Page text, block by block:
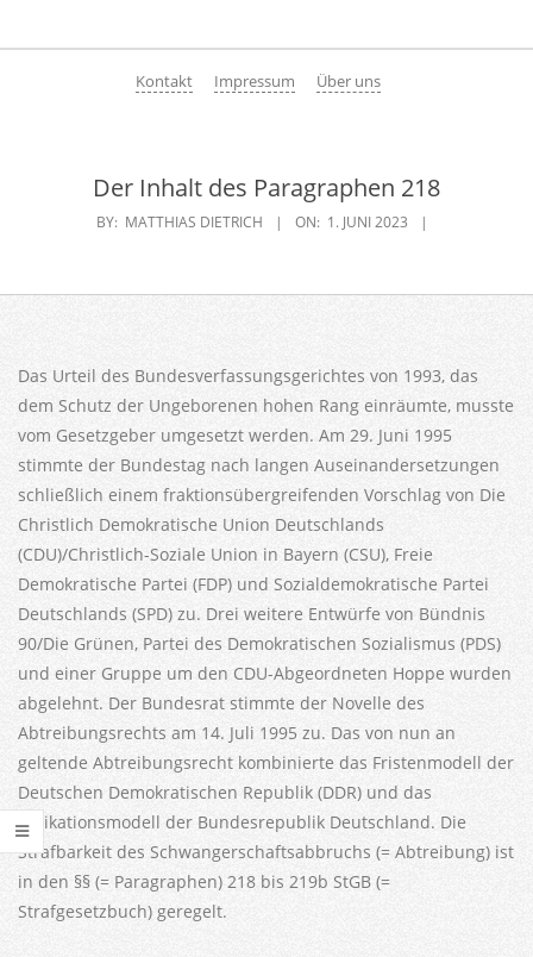
to
Kontakt Impressum Über uns
Der Inhalt des Paragraphen 218
BY: MATTHIAS DIETRICH ON: 1. JUNI 2023
Das Urteil des Bundesverfassungsgerichtes von 1993, das
dem Schutz der Ungeborenen hohen Rang einräumte, musste
vom Gesetzgeber umgesetzt werden. Am 29. Juni 1995
stimmte der Bundestag nach langen Auseinandersetzungen
schließlich einem fraktionsübergreifenden Vorschlag von Die
Christlich Demokratische Union Deutschlands
(CDU)/Christlich-Soziale Union in Bayern (CSU), Freie
Demokratische Partei (FDP) und Sozialdemokratische Partei
Deutschlands (SPD) zu. Drei weitere Entwürfe von Bündnis
90/Die Grünen, Partei des Demokratischen Sozialismus (PDS)
und einer Gruppe um den CDU-Abgeordneten Hoppe wurden
abgelehnt. Der Bundesrat stimmte der Novelle des
Abtreibungsrechts am 14. Juli 1995 zu. Das von nun an
geltende Abtreibungsrecht kombinierte das Fristenmodell der
Deutschen Demokratischen Republik (DDR) und das
Indikationsmodell der Bundesrepublik Deutschland. Die
Strafbarkeit des Schwangerschaftsabbruchs (= Abtreibung) ist
in den §§ (= Paragraphen) 218 bis 219b StGB (=
Strafgesetzbuch) geregelt.